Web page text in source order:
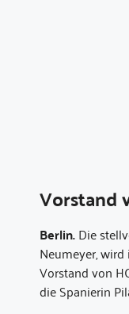
Vorstand
Berlin.Die
Neumeyer,
Vorstand von
die Spanierin